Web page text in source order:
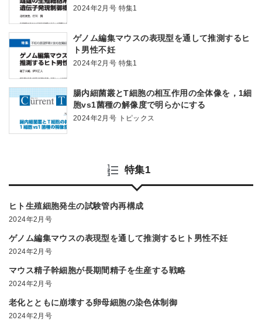
2024年2月号 特集1
ゲノム編集マウスの表現型を通して推測するヒ
ト男性不妊
2024年2月号 特集1
腸内細菌叢とT細胞の相互作用の全体像を，1細
胞vs1菌種の解像度で明らかにする
2024年2月号 トピックス
特集1
ヒト生殖細胞発生の試験管内再構成
2024年2月号
ゲノム編集マウスの表現型を通して推測するヒト男性不妊
2024年2月号
マウス精子幹細胞が長期間精子を生産する戦略
2024年2月号
老化とともに崩壊する卵母細胞の染色体制御
2024年2月号